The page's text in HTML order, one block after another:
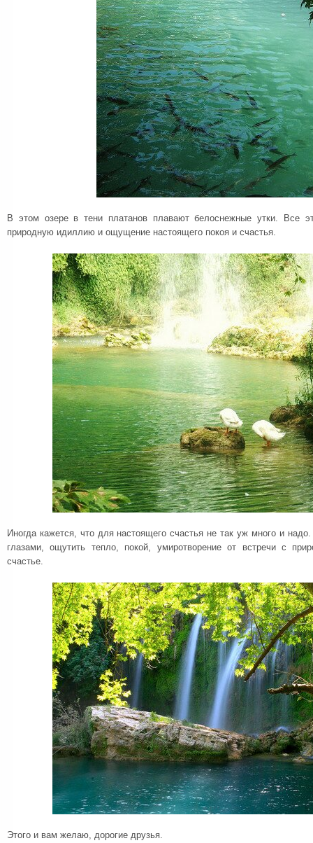
В этом озере в тени платанов плавают белоснежные утки. Все
природную идиллию и ощущение настоящего покоя и счастья.
Иногда кажется, что для настоящего счастья не так уж много и
глазами, ощутить тепло, покой, умиротворение от встречи с
счастье.
Этого и вам желаю, дорогие друзья.